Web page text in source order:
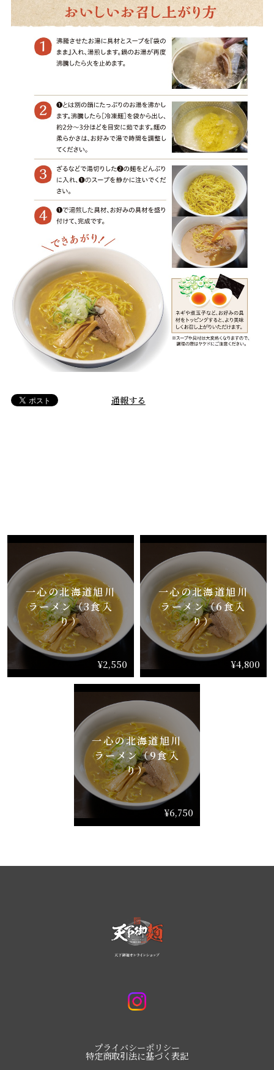
通報する
一心の北海道旭川
ラーメン（3食入
り）
¥2,550
一心の北海道旭川
ラーメン（6食入
り）
¥4,800
一心の北海道旭川
ラーメン（9食入
り）
¥6,750
プライバシーポリシー
特定商取引法に基づく表記